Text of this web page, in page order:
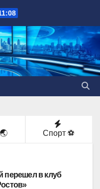
Спорт ⚽️
перешел в клуб